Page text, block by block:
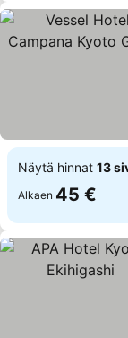
Näytä hinnat 13
Alkaen 45 €